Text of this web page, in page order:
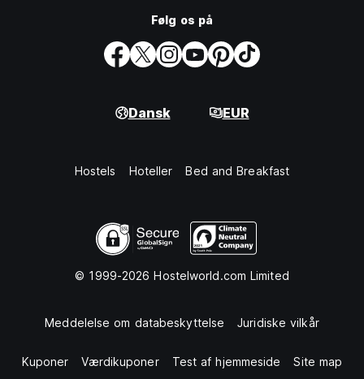
Følg os på
Dansk EUR
Hostels Hoteller Bed and Breakfast
© 1999-2026 Hostelworld.com Limited
Meddelelse om databeskyttelse Juridiske vilkår
Kuponer Værdikuponer Test af hjemmeside Site map